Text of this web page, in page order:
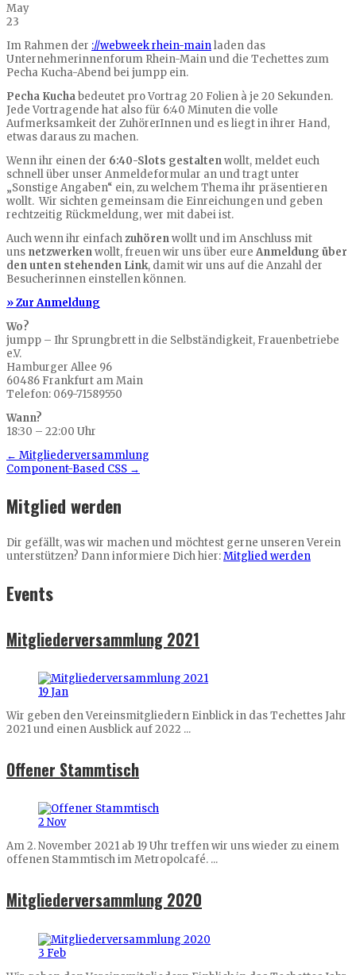
May
23
Im Rahmen der ://webweek rhein-mainladen das
Unternehmerinnenforum Rhein-Main und die Techettes zum
Pecha Kucha-Abend bei jumpp ein.
Pecha Kuchabedeutet pro Vortrag 20 Folien à je 20 Sekunden.
Jede Vortragende hat also für 6:40 Minuten die volle
Aufmerksamkeit der ZuhörerInnen und es liegt in ihrer Hand,
etwas daraus zu machen.
Wenn ihr einen der 6:40-Slots gestaltenwollt, meldet euch
schnell über unser Anmeldeformular an und tragt unter
„Sonstige Angaben“ ein, zu welchem Thema ihr präsentieren
wollt. Wir sichten gemeinsam die Einreichungen und geben
rechtzeitig Rückmeldung, wer mit dabei ist.
Auch wenn ihr einfachzuhörenwollt und im Anschluss mit
uns netzwerkenwollt, freuen wir uns über eure Anmeldung über
den unten stehenden Link, damit wir uns auf die Anzahl der
Besucherinnen einstellen können.
» Zur Anmeldung
Wo?
jumpp – Ihr Sprungbrett in die Selbständigkeit, Frauenbetriebe
e.V.
Hamburger Allee 96
60486 Frankfurt am Main
Telefon: 069-71589550
Wann?
18:30 – 22:00 Uhr
← Mitgliederversammlung
Component-Based CSS →
Mitglied werden
Dir gefällt, was wir machen und möchtest gerne unseren Verein
unterstützen? Dann informiere Dich hier:Mitglied werden
Events
Mitgliederversammlung 2021
19Jan
Wir geben den Vereinsmitgliedern Einblick in das Techettes Jahr
2021 und einen Ausblick auf 2022 ...
Offener Stammtisch
2 Nov
Am 2. November 2021 ab 19 Uhr treffen wir uns wieder zu einem
offenen Stammtisch im Metropolcafé. ...
Mitgliederversammlung 2020
3 Feb